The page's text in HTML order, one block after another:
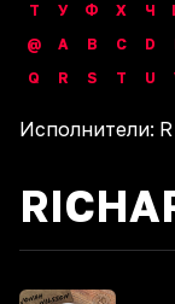
Т
У Ф Х Ч
@
A B C D
Q
R S T U
Исполнители: R